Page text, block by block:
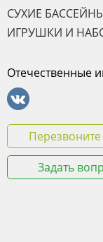
СУХИЕ
ИГРУШКИ И
Отечественные
Задать